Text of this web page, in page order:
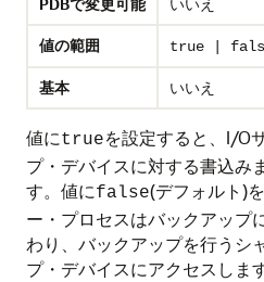
値の範囲
true |
基本 いいえ
値にtrueを設定すると、I/O
プ・デバイスに対する書込み
す。値にfalse(デフォルト)
ー・プロセスはバックアップ
わり、バックアップを行うシ
プ・デバイスにアクセスします